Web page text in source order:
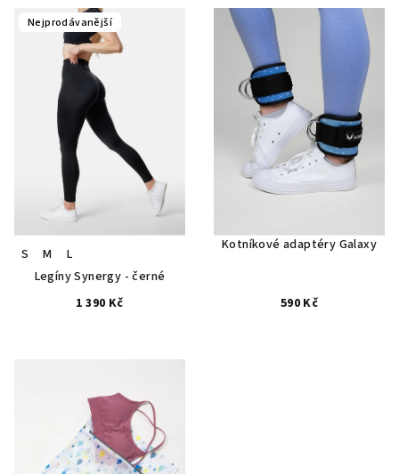
Nejprodávanější
S M
L
Legíny Synergy - černé
1 390 Kč
Kotníkové adaptéry Galaxy
590 Kč